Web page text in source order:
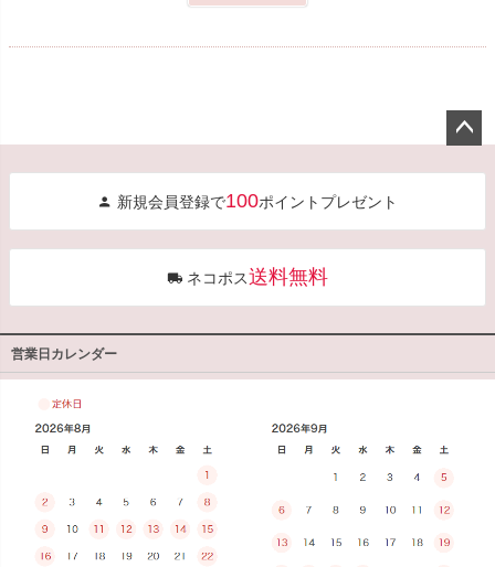
へ
新規会員登録で100ポイントプレゼント
ネコポス送料無料
営業日カレンダー